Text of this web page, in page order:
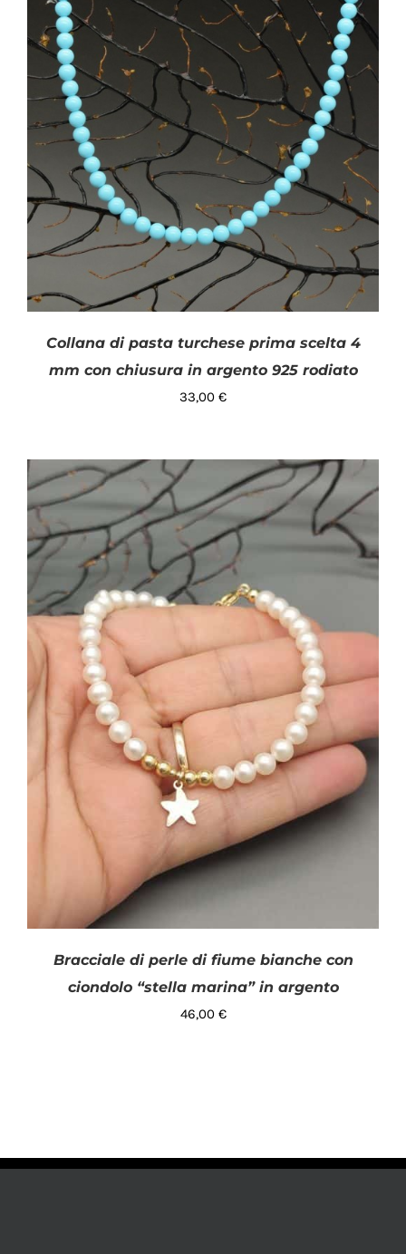
AGGIUNGI AL CARRELLO
Collana di pasta turchese prima scelta 4
mm con chiusura in argento 925 rodiato
33,00 €
AGGIUNGI AL CARRELLO / DETTAGLI
Bracciale di perle di fiume bianche con
ciondolo “stella marina” in argento
46,00 €